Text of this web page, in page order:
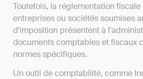
Toutefois, la réglementation
entreprises ou sociétés soumises
d'imposition présentent à
documents comptables et fiscaux
normes spécifiques.
Un outil de comptabilité, comme